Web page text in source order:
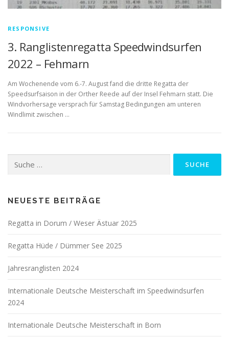
RESPONSIVE
3. Ranglistenregatta Speedwindsurfen
2022 – Fehmarn
Am Wochenende vom 6.-7. August fand die dritte Regatta der
Speedsurfsaison in der Orther Reede auf der Insel Fehmarn statt. Die
Windvorhersage versprach für Samstag Bedingungen am unteren
Windlimit zwischen …
nach:
NEUESTE BEITRÄGE
Regatta in Dorum / Weser Ästuar 2025
Regatta Hüde / Dümmer See 2025
Jahresranglisten 2024
Internationale Deutsche Meisterschaft im Speedwindsurfen
2024
Internationale Deutsche Meisterschaft in Born